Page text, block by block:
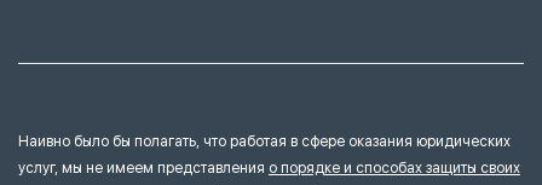
Наивно было бы полагать, что работая в сфере оказания юридических
услуг, мы не имеем представления о порядке и способах защиты своих